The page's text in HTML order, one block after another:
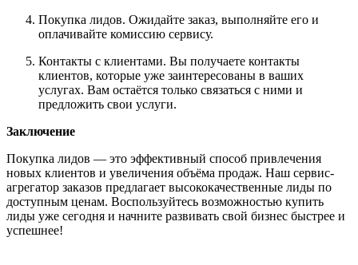
Покупка лидов. Ожидайте заказ, выполняйте его и
оплачивайте комиссию сервису.
Контакты с клиентами. Вы получаете контакты
клиентов, которые уже заинтересованы в ваших
услугах. Вам остаётся только связаться с ними и
предложить свои услуги.
Заключение
Покупка лидов — это эффективный способ привлечения
новых клиентов и увеличения объёма продаж. Наш сервис-
агрегатор заказов предлагает высококачественные лиды по
доступным ценам. Воспользуйтесь возможностью купить
лиды уже сегодня и начните развивать свой бизнес быстрее и
успешнее!